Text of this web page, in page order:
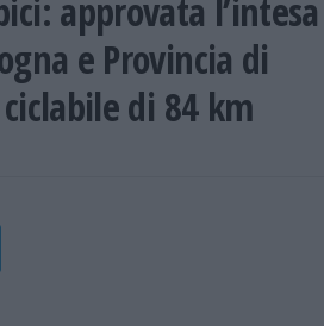
approvata
e Provincia di
di 84 km